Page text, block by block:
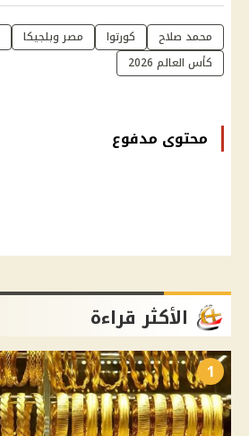
محمد صلاح كورتوا مصر وبلجيكا
كأس العالم 2026
محتوى مدفوع
الأكثر قراءة
1